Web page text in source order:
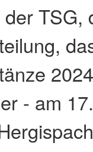
TSG,
- am